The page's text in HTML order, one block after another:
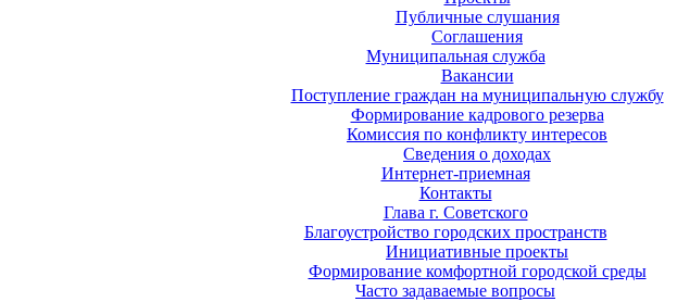
Публичные слушания
Соглашения
Муниципальная служба
Вакансии
Поступление граждан на муниципальную службу
Формирование кадрового резерва
Комиссия по конфликту интересов
Сведения о доходах
Интернет-приемная
Контакты
Глава г. Советского
Благоустройство городских пространств
Инициативные проекты
Формирование комфортной городской среды
Часто задаваемые вопросы